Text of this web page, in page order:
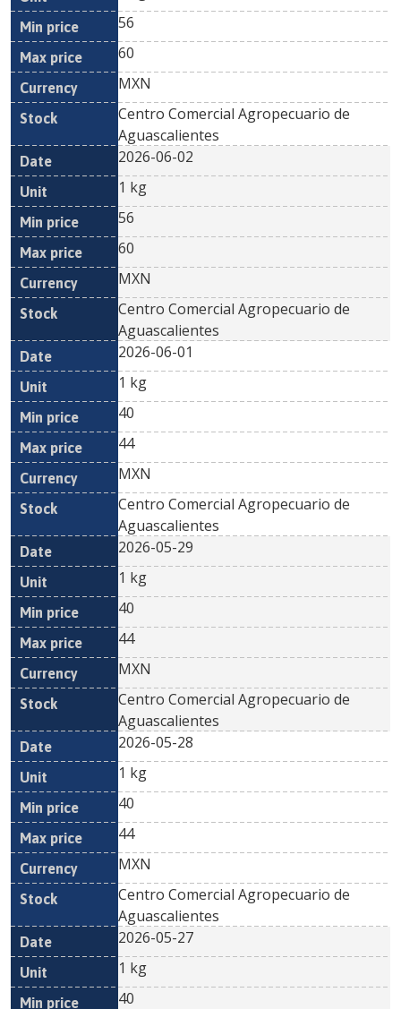
56
60
MXN
Centro Comercial Agropecuario de
Aguascalientes
2026-06-02
1 kg
56
60
MXN
Centro Comercial Agropecuario de
Aguascalientes
2026-06-01
1 kg
40
44
MXN
Centro Comercial Agropecuario de
Aguascalientes
2026-05-29
1 kg
40
44
MXN
Centro Comercial Agropecuario de
Aguascalientes
2026-05-28
1 kg
40
44
MXN
Centro Comercial Agropecuario de
Aguascalientes
2026-05-27
1 kg
40